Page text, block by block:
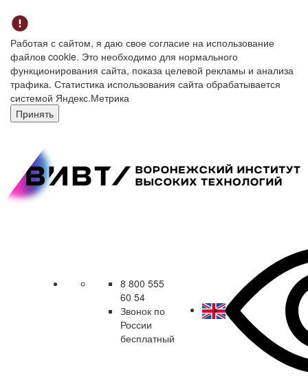
Работая с сайтом, я даю свое согласие на использование
файлов cookie. Это необходимо для нормального
функционирования сайта, показа целевой рекламы и анализа
трафика. Статистика использования сайта обрабатывается
системой Яндекс.Метрика
Принять
8 800 555
60 54
Звонок по
России
бесплатный